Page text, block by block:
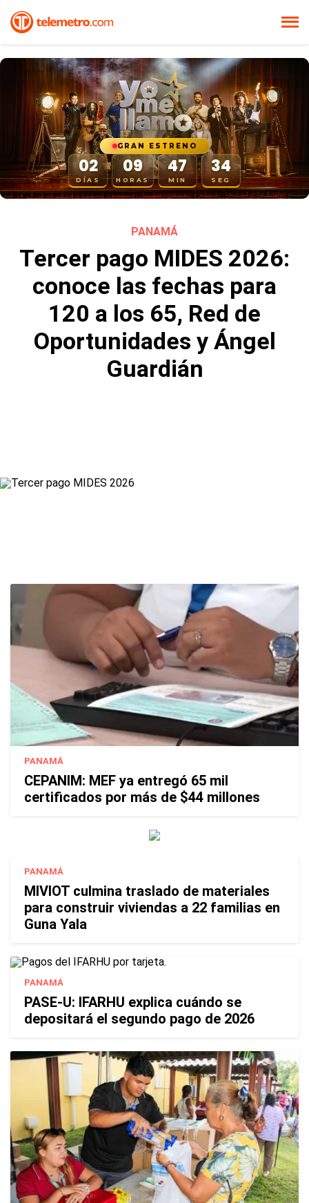
PANAMÁ
Tercer pago MIDES 2026:
conoce las fechas para
120 a los 65, Red de
Oportunidades y Ángel
Guardián
PANAMÁ
CEPANIM: MEF ya entregó 65 mil
certificados por más de $44 millones
PANAMÁ
MIVIOT culmina traslado de materiales
para construir viviendas a 22 familias en
Guna Yala
PANAMÁ
PASE-U: IFARHU explica cuándo se
depositará el segundo pago de 2026